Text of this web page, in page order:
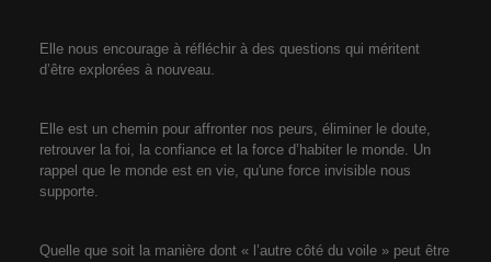
Elle nous encourage à réfléchir à des questions qui méritent
d’être explorées à nouveau.
Elle est un chemin pour affronter nos peurs, éliminer le doute,
retrouver la foi, la confiance et la force d’habiter le monde. Un
rappel que le monde est en vie, qu'une force invisible nous
supporte.
Quelle que soit la manière dont « l’autre côté du voile » peut être